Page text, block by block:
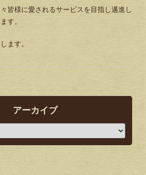
皆様に愛されるサービスを目指し邁進し
す。
ます。
アーカイブ